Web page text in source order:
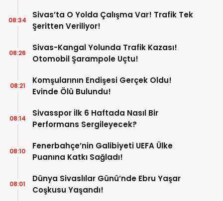
Sivas’ta O Yolda Çalışma Var! Trafik Tek
Şeritten Veriliyor!
08:34
Sivas-Kangal Yolunda Trafik Kazası!
Otomobil Şarampole Uçtu!
08:26
Komşularının Endişesi Gerçek Oldu!
Evinde Ölü Bulundu!
08:21
Sivasspor İlk 6 Haftada Nasıl Bir
Performans Sergileyecek?
08:14
Fenerbahçe’nin Galibiyeti UEFA Ülke
Puanına Katkı Sağladı!
08:10
Dünya Sivaslılar Günü’nde Ebru Yaşar
Coşkusu Yaşandı!
08:01